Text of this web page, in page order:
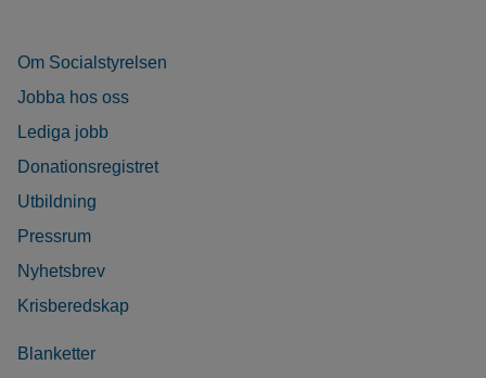
Om Socialstyrelsen
Jobba hos oss
Lediga jobb
Donationsregistret
Utbildning
Pressrum
Nyhetsbrev
Krisberedskap
Blanketter